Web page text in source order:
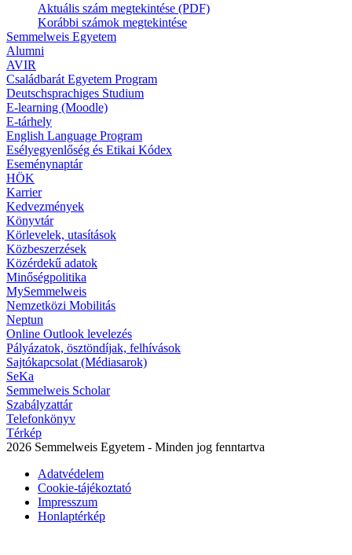
Aktuális szám megtekintése (PDF)
Korábbi számok megtekintése
Semmelweis Egyetem
Alumni
AVIR
Családbarát Egyetem Program
Deutschsprachiges Studium
E-learning (Moodle)
E-tárhely
English Language Program
Esélyegyenlőség és Etikai Kódex
Eseménynaptár
HÖK
Karrier
Kedvezmények
Könyvtár
Körlevelek, utasítások
Közbeszerzések
Közérdekű adatok
Minőségpolitika
MySemmelweis
Nemzetközi Mobilitás
Neptun
Online Outlook levelezés
Pályázatok, ösztöndíjak, felhívások
Sajtókapcsolat (Médiasarok)
SeKa
Semmelweis Scholar
Szabályzattár
Telefonkönyv
Térkép
2026 Semmelweis Egyetem - Minden jog fenntartva
Adatvédelem
Cookie-tájékoztató
Impresszum
Honlaptérkép